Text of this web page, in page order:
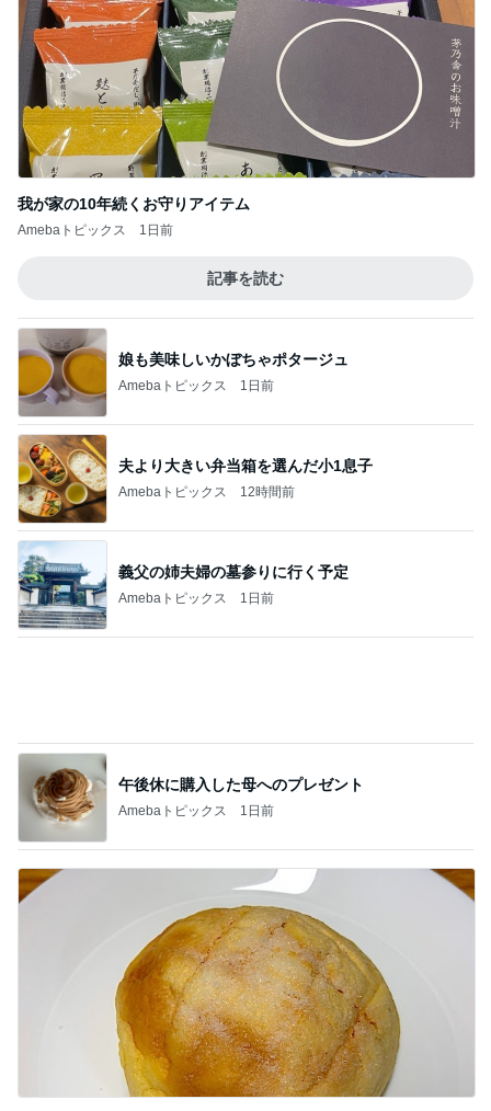
我が家の10年続くお守りアイテム
Amebaトピックス 1日前
記事を読む
娘も美味しいかぼちゃポタージュ
Amebaトピックス 1日前
夫より大きい弁当箱を選んだ小1息子
Amebaトピックス 12時間前
義父の姉夫婦の墓参りに行く予定
Amebaトピックス 1日前
午後休に購入した母へのプレゼント
Amebaトピックス 1日前